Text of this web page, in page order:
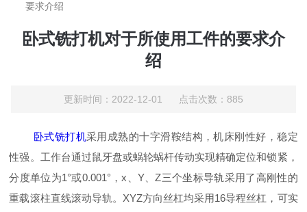
要求介绍
卧式铣打机对于所使用工件的要求介
绍
更新时间：2022-12-01 点击次数：885
卧式铣打机采用成熟的十字滑鞍结构，机床刚性好，稳定
性强。工作台通过鼠牙盘或蜗轮蜗杆传动实现精确定位和锁紧，
分度单位为1°或0.001°，x、Y、Z三个坐标导轨采用了高刚性的
重载滚柱直线滚动导轨。XYZ方向丝杠均采用16导程丝杠，可实